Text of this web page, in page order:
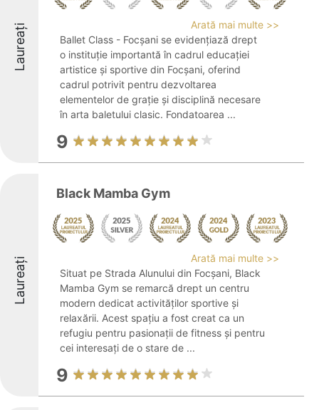
Laureați
Arată mai multe >>
Ballet Class - Focșani se evidențiază drept
o instituție importantă în cadrul educației
artistice și sportive din Focșani, oferind
cadrul potrivit pentru dezvoltarea
elementelor de grație și disciplină necesare
în arta baletului clasic. Fondatoarea ...
9
Laureați
Black Mamba Gym
Arată mai multe >>
Situat pe Strada Alunului din Focșani, Black
Mamba Gym se remarcă drept un centru
modern dedicat activităților sportive și
relaxării. Acest spațiu a fost creat ca un
refugiu pentru pasionații de fitness și pentru
cei interesați de o stare de ...
9